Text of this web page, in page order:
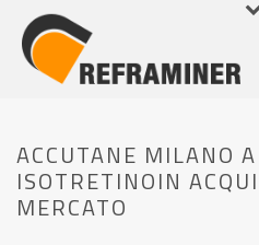
ACCUTANE MILANO
ISOTRETINOIN
MERCATO